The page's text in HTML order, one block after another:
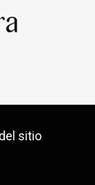
sitio